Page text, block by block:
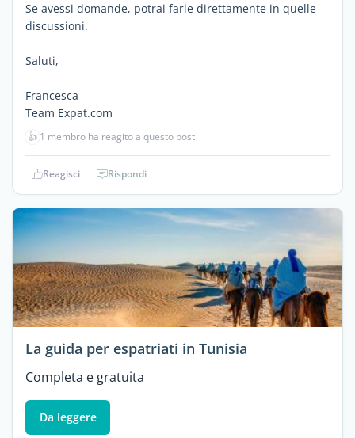
Se avessi domande, potrai farle direttamente in quelle
discussioni.
Saluti,
Francesca
Team Expat.com
👍 1 membro ha reagito a questo post
Reagisci Rispondi
La guida per espatriati in Tunisia
Completa e gratuita
Da leggere